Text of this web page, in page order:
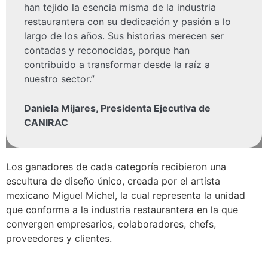
han tejido la esencia misma de la industria
restaurantera con su dedicación y pasión a lo
largo de los años. Sus historias merecen ser
contadas y reconocidas, porque han
contribuido a transformar desde la raíz a
nuestro sector.”
Daniela Mijares, Presidenta Ejecutiva de
CANIRAC
Los ganadores de cada categoría recibieron una
escultura de diseño único, creada por el artista
mexicano Miguel Michel, la cual representa la unidad
que conforma a la industria restaurantera en la que
convergen empresarios, colaboradores, chefs,
proveedores y clientes.